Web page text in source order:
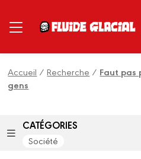
Accueil /Recherche / Faut pas
gens
CATÉGORIES
Société